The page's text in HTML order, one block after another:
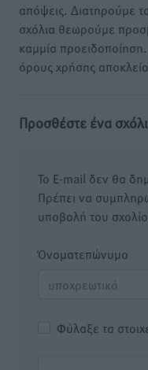
απόψεις. Διατηρούμε
σχόλια θεωρούμε
καμμία
όρους χρήσης
Προσθέστε ένα
Το E-mail δεν θα
Πρέπει να
υποβολή του
Όνοματεπώνυμο
Φύλαξε τα